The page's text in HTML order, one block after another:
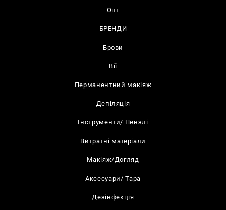
Опт
БРЕНДИ
Брови
Вії
Перманентний макіяж
Депіляція
Інструменти/ Пензлі
Витратні матеріали
Макіяж/Догляд
Аксесуари/ Тара
Дезінфекція